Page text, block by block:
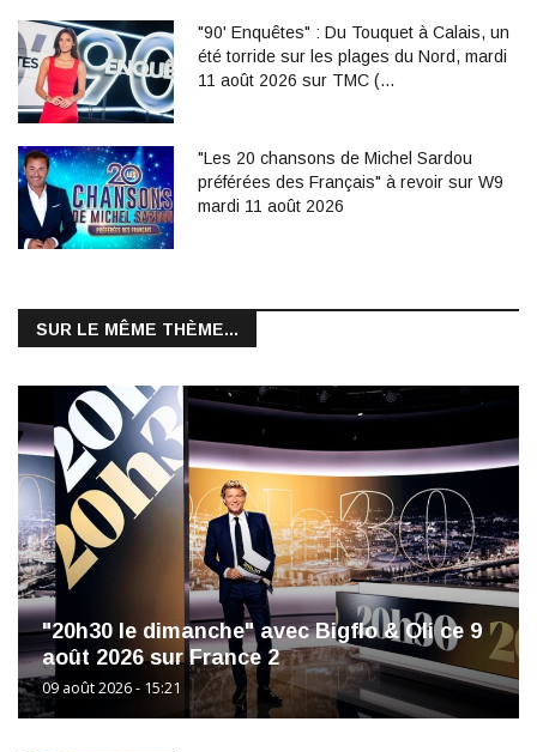
"90' Enquêtes" : Du Touquet à Calais, un
été torride sur les plages du Nord, mardi
11 août 2026 sur TMC (…
"Les 20 chansons de Michel Sardou
préférées des Français" à revoir sur W9
mardi 11 août 2026
SUR LE MÊME THÈME...
"20h30 le dimanche" avec Bigflo & Oli ce 9
août 2026 sur France 2
09 août 2026 - 15:21